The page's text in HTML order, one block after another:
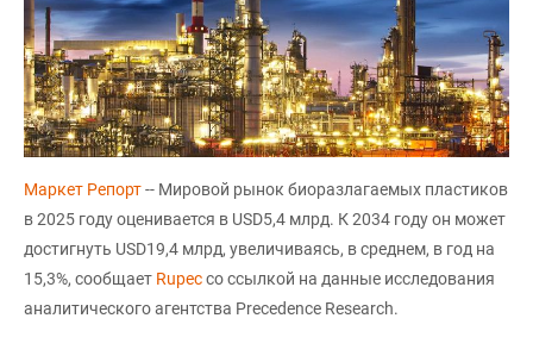
Маркет Репорт-- Мировой рынок биоразлагаемых пластиков
в 2025 году оценивается в USD5,4 млрд. К 2034 году он может
достигнуть USD19,4 млрд, увеличиваясь, в среднем, в год на
15,3%, сообщает Rupecсо ссылкой на данные исследования
аналитического агентства Precedence Research.